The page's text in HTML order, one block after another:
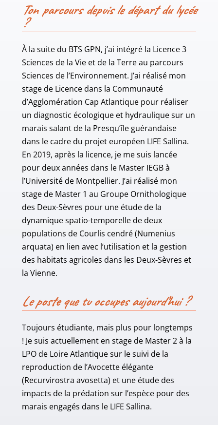
Ton parcours depuis le départ du lycée
?
À la suite du BTS GPN, j’ai intégré la Licence 3
Sciences de la Vie et de la Terre au parcours
Sciences de l’Environnement. J’ai réalisé mon
stage de Licence dans la Communauté
d’Agglomération Cap Atlantique pour réaliser
un diagnostic écologique et hydraulique sur un
marais salant de la Presqu’île guérandaise
dans le cadre du projet européen LIFE Sallina.
En 2019, après la licence, je me suis lancée
pour deux années dans le Master IEGB à
l’Université de Montpellier. J’ai réalisé mon
stage de Master 1 au Groupe Ornithologique
des Deux-Sèvres pour une étude de la
dynamique spatio-temporelle de deux
populations de Courlis cendré (Numenius
arquata) en lien avec l’utilisation et la gestion
des habitats agricoles dans les Deux-Sèvres et
la Vienne.
Le poste que tu occupes aujourd’hui ?
Toujours étudiante, mais plus pour longtemps
! Je suis actuellement en stage de Master 2 à la
LPO de Loire Atlantique sur le suivi de la
reproduction de l’Avocette élégante
(Recurvirostra avosetta) et une étude des
impacts de la prédation sur l’espèce pour des
marais engagés dans le LIFE Sallina.